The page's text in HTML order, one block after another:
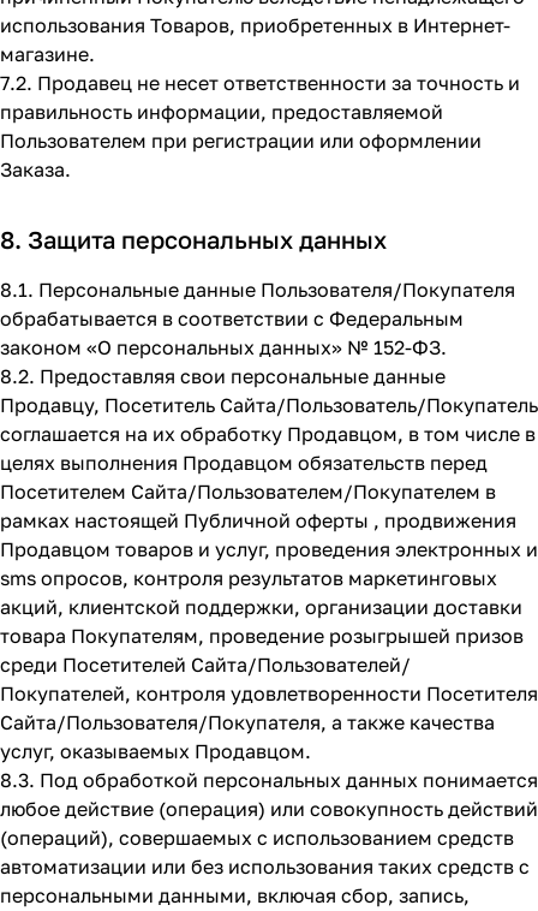
использования Товаров, приобретенных в Интернет-
магазине.
7.2. Продавец не несет ответственности за точность и
правильность информации, предоставляемой
Пользователем при регистрации или оформлении
Заказа.
8. Защита персональных данных
8.1. Персональные данные Пользователя/Покупателя
обрабатывается в соответствии с Федеральным
законом «О персональных данных» № 152-ФЗ.
8.2. Предоставляя свои персональные данные
Продавцу, Посетитель Сайта/Пользователь/Покупатель
соглашается на их обработку Продавцом, в том числе в
целях выполнения Продавцом обязательств перед
Посетителем Сайта/Пользователем/Покупателем в
рамках настоящей Публичной оферты , продвижения
Продавцом товаров и услуг, проведения электронных и
sms опросов, контроля результатов маркетинговых
акций, клиентской поддержки, организации доставки
товара Покупателям, проведение розыгрышей призов
среди Посетителей Сайта/Пользователей/
Покупателей, контроля удовлетворенности Посетителя
Сайта/Пользователя/Покупателя, а также качества
услуг, оказываемых Продавцом.
8.3. Под обработкой персональных данных понимается
любое действие (операция) или совокупность действий
(операций), совершаемых с использованием средств
автоматизации или без использования таких средств с
персональными данными, включая сбор, запись,